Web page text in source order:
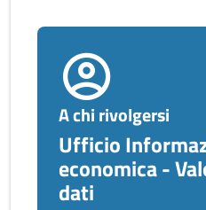
A chi rivolgersi
Ufficio
economica -
dati